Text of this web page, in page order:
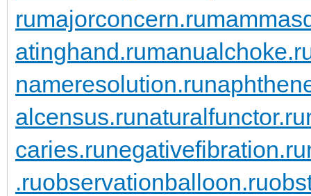
rumajorconcern.ru
atinghand.ru
nameresolution.ru
alcensus.runaturalfunctor.ru
caries.runegativefibration.ru
.ruobservationballoon.ru